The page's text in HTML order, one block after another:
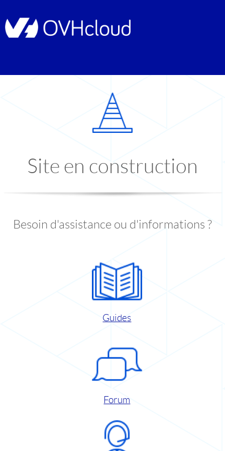
Site en construction
Besoin d'assistance ou d'informations ?
Guides
Forum